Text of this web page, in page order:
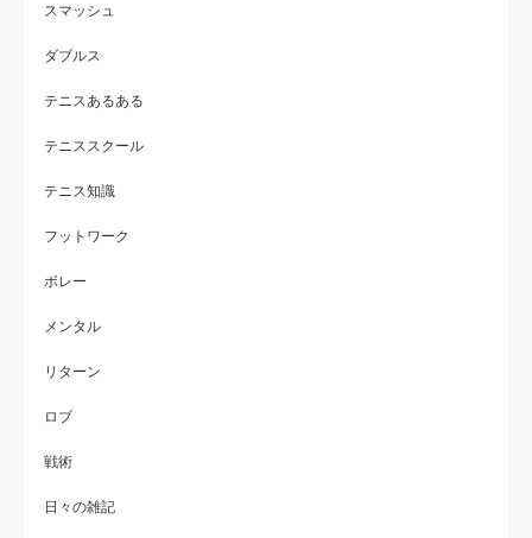
スマッシュ
ダブルス
テニスあるある
テニススクール
テニス知識
フットワーク
ボレー
メンタル
リターン
ロブ
戦術
日々の雑記